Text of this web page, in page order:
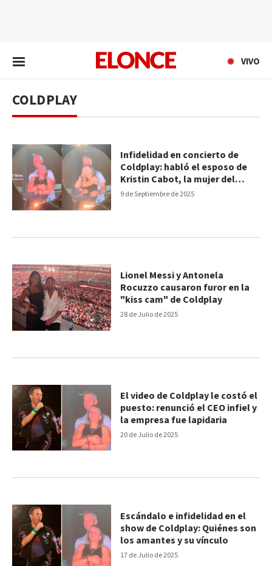
VIVO
COLDPLAY
9 de Septiembre de 2025
Infidelidad en concierto de
Coldplay: habló el esposo de
Kristin Cabot, la mujer del
video
28 de Julio de 2025
Lionel Messi y Antonela
Rocuzzo causaron furor en la
"kiss cam" de Coldplay
20 de Julio de 2025
El video de Coldplay le costó el
puesto: renunció el CEO infiel y
la empresa fue lapidaria
17 de Julio de 2025
Escándalo e infidelidad en el
show de Coldplay: Quiénes son
los amantes y su vínculo